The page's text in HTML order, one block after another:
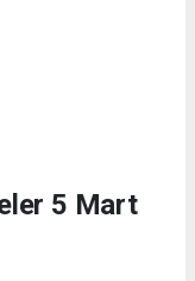
5 Mart